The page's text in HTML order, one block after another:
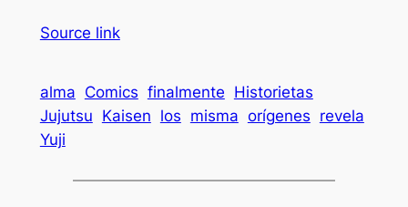
Source link
alma Comics finalmente Historietas
Jujutsu Kaisen los misma orígenes revela
Yuji